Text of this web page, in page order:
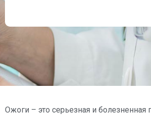
Ожоги – это серьезная и болезненная